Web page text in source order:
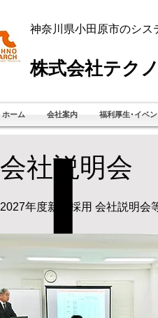
神奈川県小田原市のシス
株式会社テク
ホーム 会社案内 福利厚生･イベン
会社説明会
​2027年度新卒採用 会社説明会